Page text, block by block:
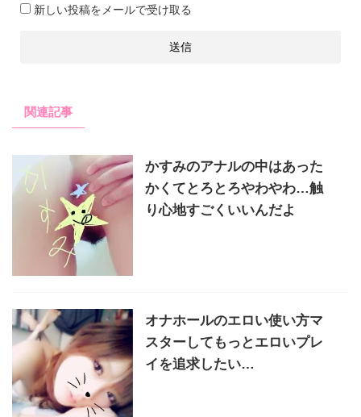
新しい投稿をメールで受け取る
関連記事
かすみのアナルの中はあった
かくてとろとろやわやわ…触
り心地すごくいいんだよ
オナホールのエロい使い方マ
スターしてもっとエロいプレ
イを追求したい…